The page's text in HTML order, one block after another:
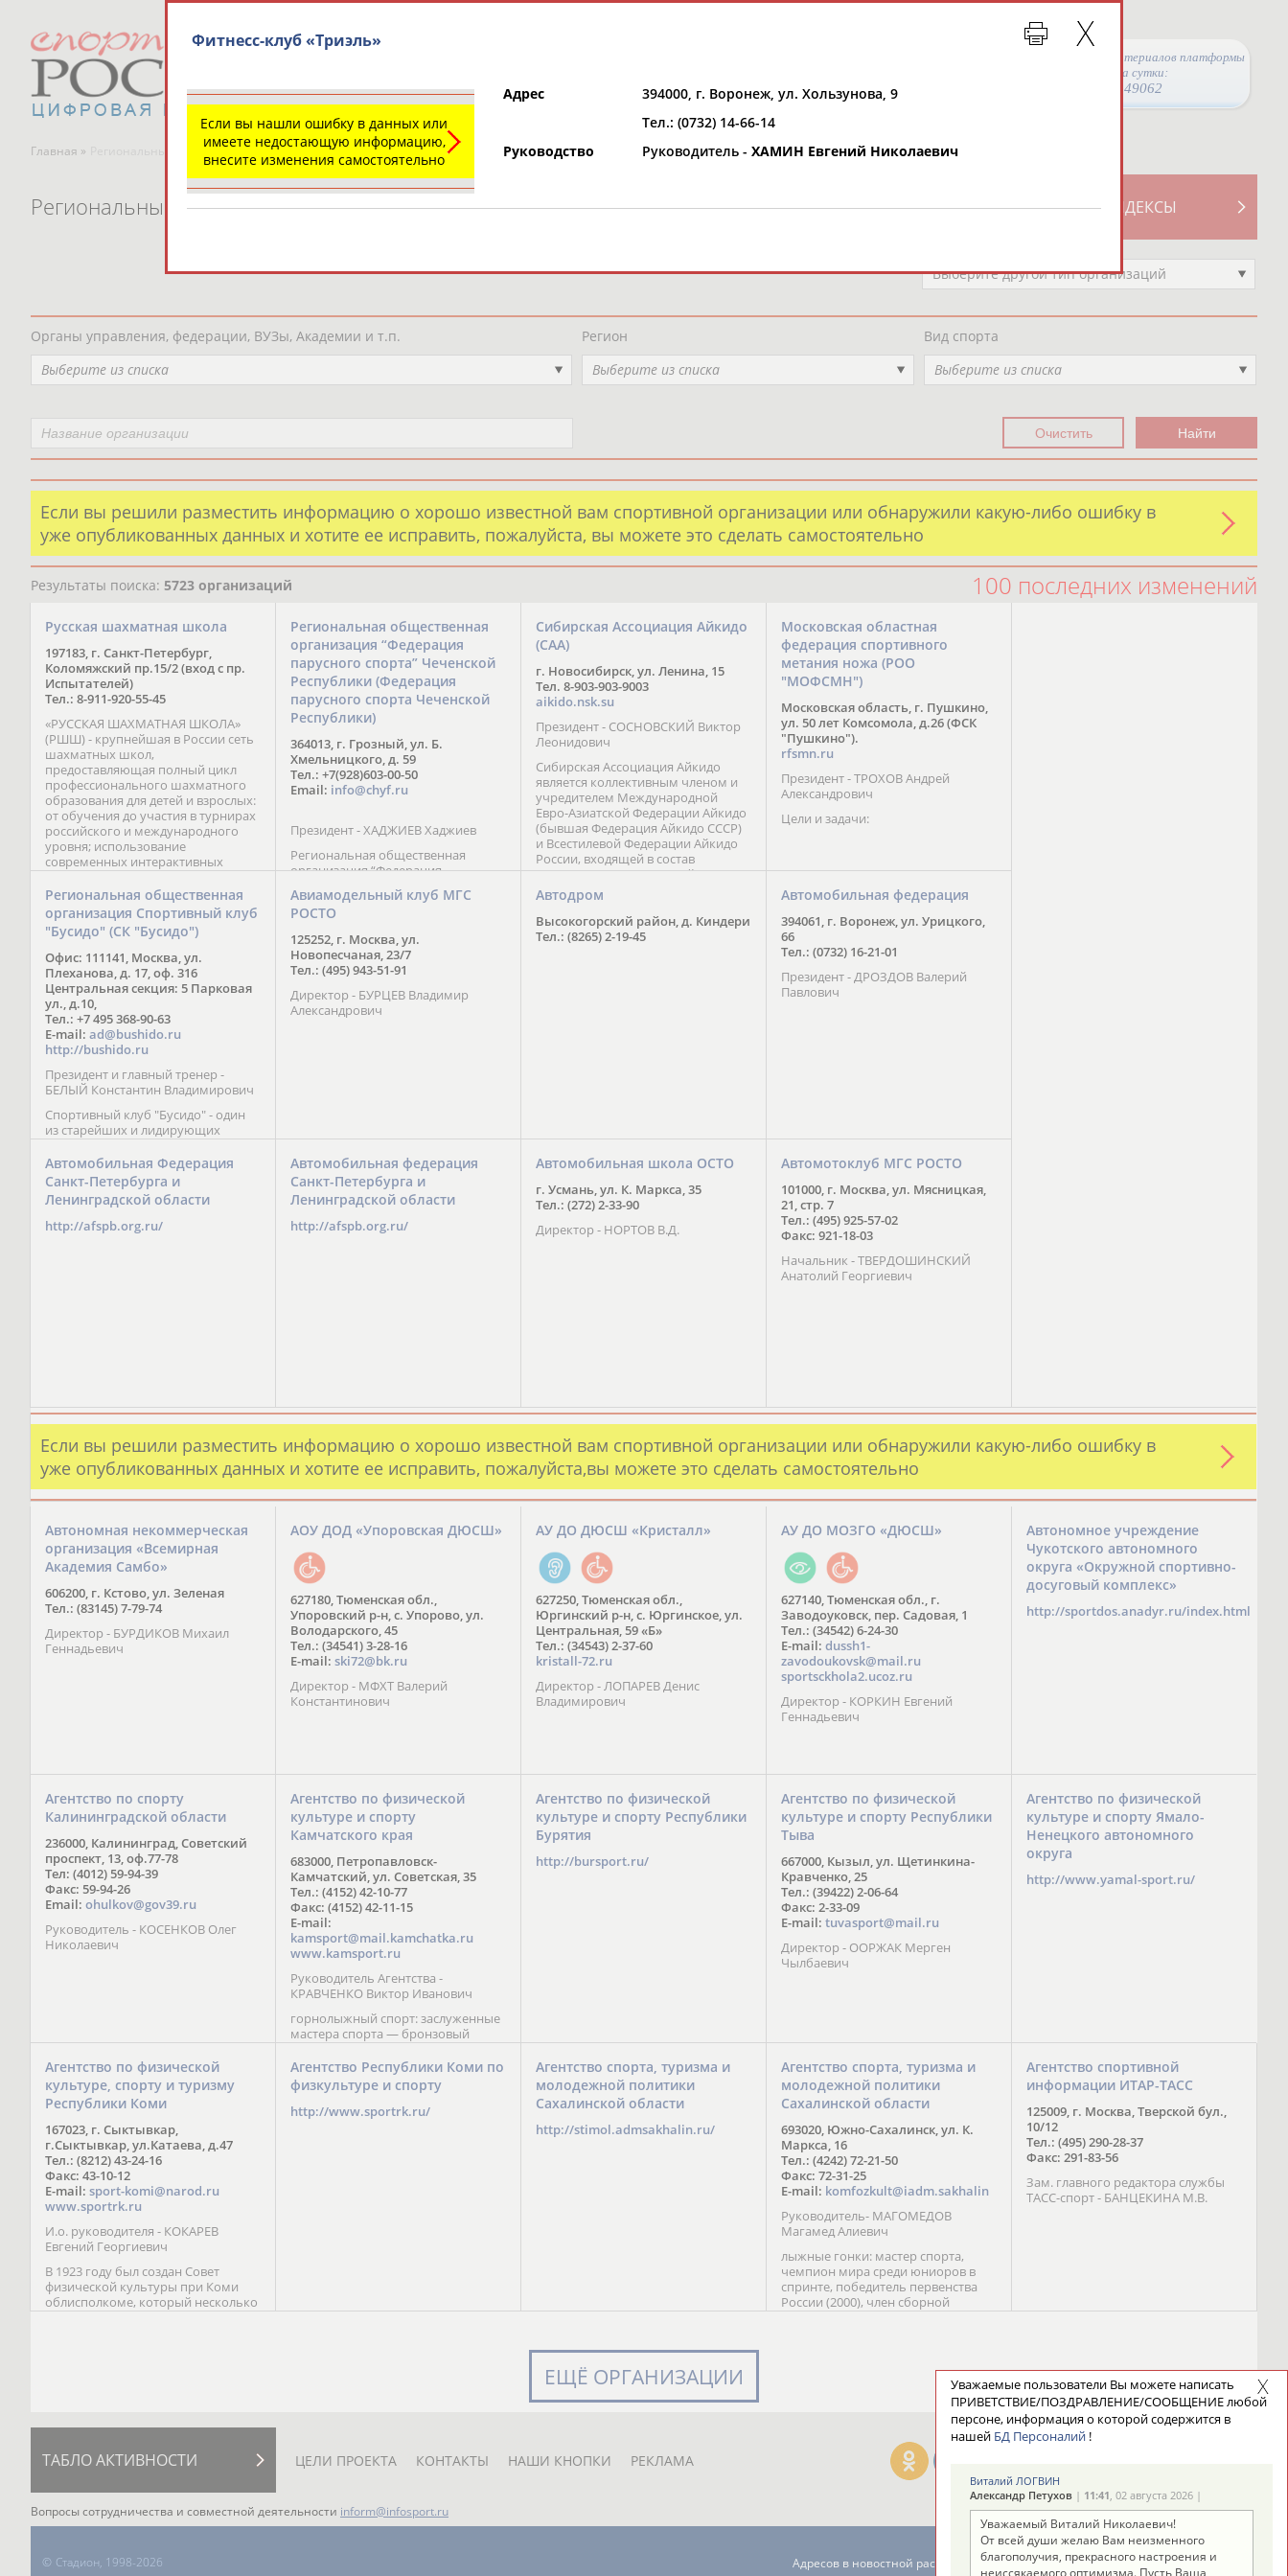
Просмотры материалов платформы
за сутки:
49062
Главная » Региональные спортивные организации
СВОДНЫЕ ИНДЕКСЫ
ТАБЛО АКТИВНОСТИ
РЕСУРСНАЯ ПЛОЩАДКА
Региональные спортивные организации
Выберите другой тип организаций
Органы управления, федерации, ВУЗы, Академии и т.п.
Выберите из списка
Регион
Выберите из списка
Вид спорта
Выберите из списка
Если вы решили разместить информацию о хорошо известной вам спортивной организации или обнаружили какую-либо ошибку в
уже опубликованных данных и хотите ее исправить, пожалуйста, вы можете это сделать самостоятельно
Результаты поиска: 5723 организаций 100 последних изменений
Русская шахматная школа
197183, г. Санкт-Петербург,
Коломяжский пр.15/2 (вход с пр.
Испытателей)
Тел.: 8-911-920-55-45
«РУССКАЯ ШАХМАТНАЯ ШКОЛА»
(РШШ) - крупнейшая в России сеть
шахматных школ,
предоставляющая полный цикл
профессионального шахматного
образования для детей и взрослых:
от обучения до участия в турнирах
российского и международного
уровня; использование
современных интерактивных
методик подачи материала;
обучение на русском и английском
языках; специалисты с опытом
преподавания более 20 лет;
направленность на общее
развитие ребенка: проведение
творческих мастер-классов, уроков
по истории и литературе,
организация регулярных
шахматных сборов на спортивных
базах и в детских лагерях,
проведение встреч с выдающимися
шахматистами; корпоративное
обучение; онлайн обучение в
форме вебинаров и
индивидуальных занятий, круглые
столы российских и
международных тренеров,
трансляция мероприятий и
турниров.
Региональная общественная
организация “Федерация
парусного спорта” Чеченской
Республики (Федерация
парусного спорта Чеченской
Республики)
364013, г. Грозный, ул. Б.
Хмельницкого, д. 59
Тел.: +7(928)603-00-50
Email: info@chyf.ru
Президент - ХАДЖИЕВ Хаджиев
Региональная общественная
организация “Федерация
парусного спорта” Чеченской
Республики начала свою
деятельность в декабре 2016 года.
Миссия федерации состоит в
популяризации парусного спорта,
привлечении и содействии
развитию спорта в этом регионе и
спортсменов на российских и
международных соревнованиях.
Сибирская Ассоциация Айкидо
(САА)
г. Новосибирск, ул. Ленина, 15
Тел. 8-903-903-9003
aikido.nsk.su
Президент - СОСНОВСКИЙ Виктор
Леонидович
Сибирская Ассоциация Айкидо
является коллективным членом и
учредителем Международной
Евро-Азиатской Федерации Айкидо
(бывшая Федерация Айкидо СССР)
и Всестилевой Федерации Айкидо
России, входящей в состав
Национального Совета Айкидо
России, президентом которого
является С. В. Киреенко
Московская областная
федерация спортивного
метания ножа (РОО
"МОФСМН")
Московская область, г. Пушкино,
ул. 50 лет Комсомола, д.26 (ФСК
"Пушкино").
rfsmn.ru
Президент - ТРОХОВ Андрей
Александрович
Цели и задачи:
Региональная общественная
организация Спортивный клуб
"Бусидо" (СК "Бусидо")
Офис: 111141, Москва, ул.
Плеханова, д. 17, оф. 316
Центральная секция: 5 Парковая
ул., д.10,
Тел.: +7 495 368-90-63
E-mail: ad@bushido.ru
http://bushido.ru
Президент и главный тренер -
БЕЛЫЙ Константин Владимирович
Спортивный клуб "Бусидо" - один
из старейших и лидирующих
клубов России, изучающих и
развивающих различные боевые
искусства и, прежде всего, каратэ
Кёкусинкай - первого в мире стиля
контактного каратэ, получившего
огромное развитие во всем
мире. Однако, спектр интересов
Авиамодельный клуб МГС
РОСТО
125252, г. Москва, ул.
Новопесчаная, 23/7
Тел.: (495) 943-51-91
Директор - БУРЦЕВ Владимир
Александрович
Автодром
Высокогорский район, д. Киндери
Тел.: (8265) 2-19-45
Автомобильная федерация
394061, г. Воронеж, ул. Урицкого,
66
Тел.: (0732) 16-21-01
Президент - ДРОЗДОВ Валерий
Павлович
Автомобильная Федерация
Санкт-Петербурга и
Ленинградской области
http://afspb.org.ru/
Автомобильная федерация
Санкт-Петербурга и
Ленинградской области
http://afspb.org.ru/
Автомобильная школа ОСТО
г. Усмань, ул. К. Маркса, 35
Тел.: (272) 2-33-90
Директор - НОРТОВ В.Д.
Автомотоклуб МГС РОСТО
101000, г. Москва, ул. Мясницкая,
21, стр. 7
Тел.: (495) 925-57-02
Факс: 921-18-03
Начальник - ТВЕРДОШИНСКИЙ
Анатолий Георгиевич
Если вы решили разместить информацию о хорошо известной вам спортивной организации или обнаружили какую-либо ошибку в
уже опубликованных данных и хотите ее исправить, пожалуйста,вы можете это сделать самостоятельно
Автономная некоммерческая
организация «Всемирная
Академия Самбо»
606200, г. Кстово, ул. Зеленая
Тел.: (83145) 7-79-74
Директор - БУРДИКОВ Михаил
Геннадьевич
АОУ ДОД «Упоровская ДЮСШ»
627180, Тюменская обл.,
Упоровский р-н, с. Упорово, ул.
Володарского, 45
Тел.: (34541) 3-28-16
E-mail: ski72@bk.ru
Директор - МФХТ Валерий
Константинович
АУ ДО ДЮСШ «Кристалл»
627250, Тюменская обл.,
Юргинский р-н, с. Юргинское, ул.
Центральная, 59 «Б»
Тел.: (34543) 2-37-60
kristall-72.ru
Директор - ЛОПАРЕВ Денис
Владимирович
АУ ДО МОЗГО «ДЮСШ»
627140, Тюменская обл., г.
Заводоуковск, пер. Садовая, 1
Тел.: (34542) 6-24-30
​E-mail: dussh1-
zavodoukovsk@mail.ru
sportsckhola2.ucoz.ru
Директор - КОРКИН Евгений
Геннадьевич
Автономное учреждение
Чукотского автономного
округа «Окружной спортивно-
досуговый комплекс»
http://sportdos.anadyr.ru/index.html
Агентство по спорту
Калининградской области
236000, Калининград, Советский
проспект, 13, оф.77-78
Тел: (4012) 59-94-39
Факс: 59-94-26
Email: ohulkov@gov39.ru
Руководитель - КОСЕНКОВ Олег
Николаевич
Агентство по физической
культуре и спорту
Камчатского края
683000, Петропавловск-
Камчатский, ул. Советская, 35
Тел.: (4152) 42-10-77
Факс: (4152) 42-11-15
E-mail:
kamsport@mail.kamchatka.ru
www.kamsport.ru
Руководитель Агентства -
КРАВЧЕНКО Виктор Иванович
горнолыжный спорт: заслуженные
мастера спорта — бронзовый
призер Кубка мира (1997),
обладатель Кубка Европы (2002) В.
Зеленская; бронзовый призер
Паралимпийских игр в Солт-Лейк-
Сити (2002) А. Мошкин; мастер
Агентство по физической
культуре и спорту Республики
Бурятия
http://bursport.ru/
Агентство по физической
культуре и спорту Республики
Тыва
667000, Кызыл, ул. Щетинкина-
Кравченко, 25
Тел.: (39422) 2-06-64
Факс: 2-33-09
E-mail: tuvasport@mail.ru
Директор - ООРЖАК Мерген
Чылбаевич
Агентство по физической
культуре и спорту Ямало-
Ненецкого автономного
округа
http://www.yamal-sport.ru/
Агентство по физической
культуре, спорту и туризму
Республики Коми
167023, г. Сыктывкар,
г.Сыктывкар, ул.Катаева, д.47
Тел.: (8212) 43-24-16
Факс: 43-10-12
E-mail: sport-komi@narod.ru
www.sportrk.ru
И.о. руководителя - КОКАРЕВ
Евгений Георгиевич
В 1923 году был создан Совет
физической культуры при Коми
облисполкоме, который несколько
раз реорганизовывался; с 1994 года
Агентство Республики Коми по
физкультуре и спорту
http://www.sportrk.ru/
Агентство спорта, туризма и
молодежной политики
Сахалинской области
http://stimol.admsakhalin.ru/
Агентство спорта, туризма и
молодежной политики
Сахалинской области
693020, Южно-Сахалинск, ул. К.
Маркса, 16
Тел.: (4242) 72-21-50
Факс: 72-31-25
E-mail: komfozkult@iadm.sakhalin
Руководитель- МАГОМЕДОВ
Магамед Алиевич
лыжные гонки: мастер спорта,
чемпион мира среди юниоров в
спринте, победитель первенства
России (2000), член сборной
команды России С. Новиков;
Кубка России (1999) В. Разницын;
первенств России (1999, 2000), член
юниорской сборной команды
Агентство спортивной
информации ИТАР-ТАСС
125009, г. Москва, Тверской бул.,
10/12
Тел.: (495) 290-28-37
Факс: 291-83-56
Зам. главного редактора службы
ТАСС-спорт - БАНЦЕКИНА М.В.
ЕЩЁ ОРГАНИЗАЦИИ
Фитнесс-клуб «Триэль»
Если вы нашли ошибку в данных или
имеете недостающую информацию,
внесите изменения самостоятельно
Адрес
394000, г. Воронеж, ул. Хользунова, 9
Тел.: (0732) 14-66-14
Руководство
Руководитель - ХАМИН Евгений Николаевич
ТАБЛО АКТИВНОСТИ ЦЕЛИ ПРОЕКТА КОНТАКТЫ НАШИ КНОПКИ РЕКЛАМА
Вопросы сотрудничества и совместной деятельности inform@infosport.ru
© Стадион, 1998-2026 Адресов в новостной рассылке: 996
Уважаемые пользователи Вы можете написать
ПРИВЕТСТВИЕ/ПОЗДРАВЛЕНИЕ/СООБЩЕНИЕ любой
персоне, информация о которой содержится в
нашей БД Персоналий !
Виталий ЛОГВИН
Александр Петухов | 11:41, 02 августа 2026 |
Уважаемый Виталий Николаевич!
От всей души желаю Вам неизменного
благополучия, прекрасного настроения и
неиссякаемого оптимизма. Пусть Ваша